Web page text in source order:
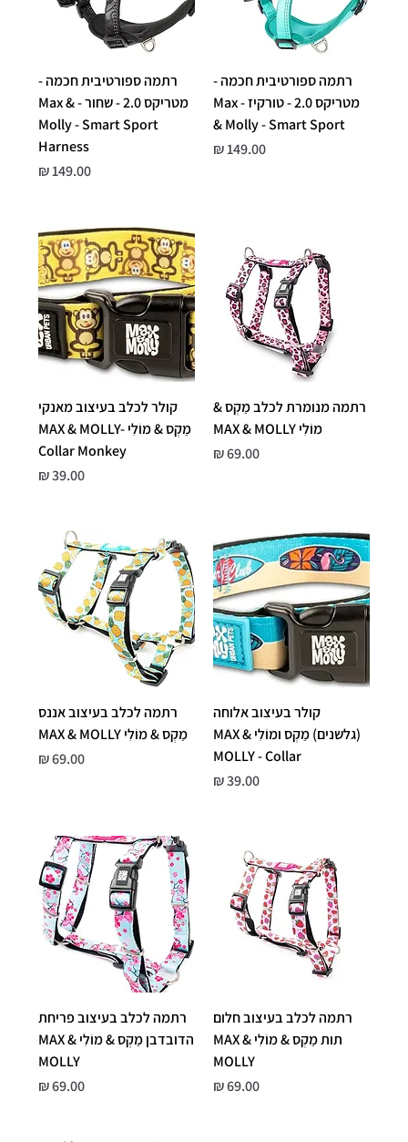
רתמה ספורטיבית חכמה -
מטריקס 2.0 - טורקיז - Max
& Molly - Smart Sport
מחיר
רתמה ספורטיבית חכמה -
מטריקס 2.0 - שחור - Max &
Molly - Smart Sport
Harness
מחיר
רתמה מנומרת לכלב מַקְס &
מוֹלִי MAX & MOLLY
מחיר
קולר לכלב בעיצוב מאנקי
מַקְס & מוֹלִי MAX & MOLLY-
Collar Monkey
מחיר
קולר בעיצוב אלוחה
(גלשנים) מַקְס ומוֹלִי MAX &
MOLLY - Collar
מחיר
רתמה לכלב בעיצוב אננס
מַקְס & מוֹלִי MAX & MOLLY
מחיר
רתמה לכלב בעיצוב חלום
תות מַקְס & מוֹלִי MAX &
MOLLY
מחיר
רתמה לכלב בעיצוב פריחת
הדובדבן מַקְס & מוֹלִי MAX &
MOLLY
מחיר